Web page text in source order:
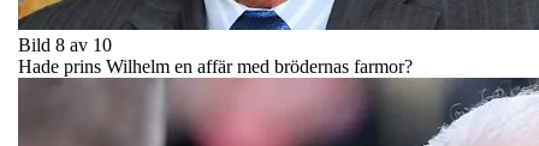
Bild 8 av 10
Hade prins Wilhelm en affär med brödernas farmor?